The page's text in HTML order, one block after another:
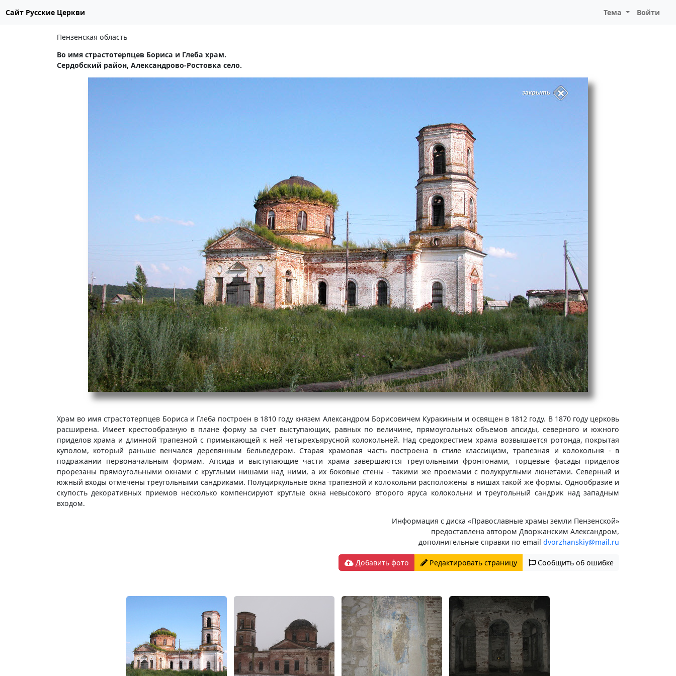
Сайт Русские Церкви Тема Войти
Пензенская область
Во имя страстотерпцев Бориса и Глеба храм.
Сердобский район, Александрово-Ростовка село.
Храм во имя страстотерпцев Бориса и Глеба построен в 1810 году князем Александром Борисовичем Куракиным и освящен в 1812 году. В 1870 году церковь
расширена. Имеет крестообразную в плане форму за счет выступающих, равных по величине, прямоугольных объемов апсиды, северного и южного
приделов храма и длинной трапезной с примыкающей к ней четырехъярусной колокольней. Над средокрестием храма возвышается ротонда, покрытая
куполом, который раньше венчался деревянным бельведером. Старая храмовая часть построена в стиле классицизм, трапезная и колокольня - в
подражании первоначальным формам. Апсида и выступающие части храма завершаются треугольными фронтонами, торцевые фасады приделов
прорезаны прямоугольными окнами с круглыми нишами над ними, а их боковые стены - такими же проемами с полукруглыми люнетами. Северный и
южный входы отмечены треугольными сандриками. Полуциркульные окна трапезной и колокольни расположены в нишах такой же формы. Однообразие и
скупость декоративных приемов несколько компенсируют круглые окна невысокого второго яруса колокольни и треугольный сандрик над западным
входом.
Информация с диска «Православные храмы земли Пензенской»
предоставлена автором Дворжанским Александром,
дополнительные справки по emaildvorzhanskiy@mail.ru
Добавить фото Редактировать страницу Сообщить об ошибке